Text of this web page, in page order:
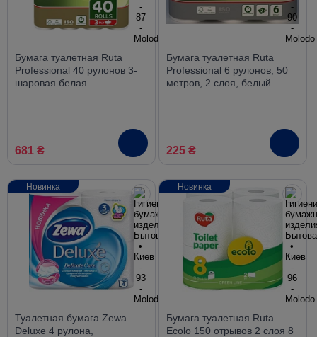
Бумага туалетная Ruta
Professional 40 рулонов 3-
шаровая белая
681 ₴
Бумага туалетная Ruta
Professional 6 рулонов, 50
метров, 2 слоя, белый
225 ₴
Туалетная бумага Zewa
Deluxe 4 рулона,
Новинка
Бумага туалетная Ruta
Ecolo 150 отрывов 2 слоя 8
Новинка